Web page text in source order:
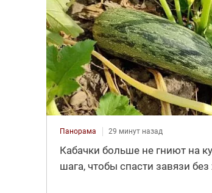
Панорама 29 минут назад
Кабачки больше не гниют на
шага, чтобы спасти завязи